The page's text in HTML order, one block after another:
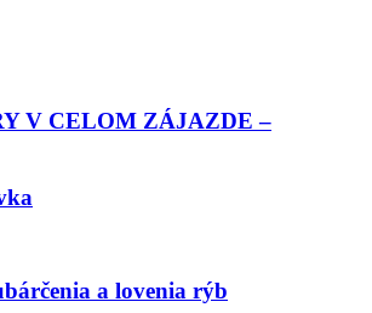
V CELOM ZÁJAZDE –
a lovenia rýb